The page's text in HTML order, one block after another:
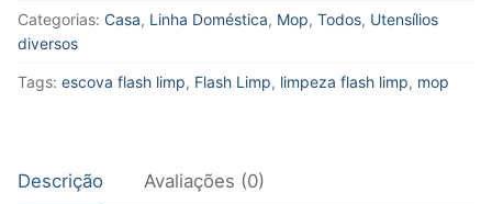
Taças
e
Copos
quantidade
Categorias: Casa, Linha Doméstica, Mop, Todos, Utensílios
diversos
Tags: escova flash limp, Flash Limp, limpeza flash limp, mop
Descrição Avaliações (0)